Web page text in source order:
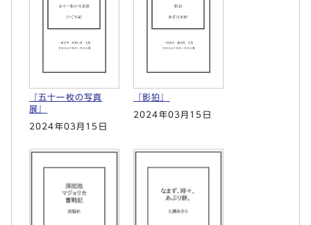
『五十一枚の写真
展』
2024年03月15日
『影狛』
2024年03月15日